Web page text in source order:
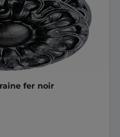
fer noir